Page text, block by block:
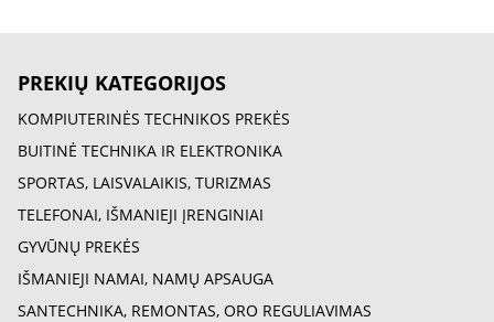
PREKIŲ KATEGORIJOS
KOMPIUTERINĖS TECHNIKOS PREKĖS
BUITINĖ TECHNIKA IR ELEKTRONIKA
SPORTAS, LAISVALAIKIS, TURIZMAS
TELEFONAI, IŠMANIEJI ĮRENGINIAI
GYVŪNŲ PREKĖS
IŠMANIEJI NAMAI, NAMŲ APSAUGA
SANTECHNIKA, REMONTAS, ORO REGULIAVIMAS